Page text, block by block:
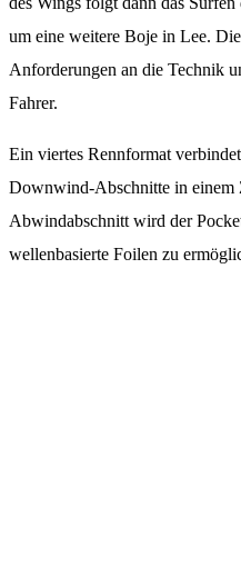
um eine weitere Boje in Lee.
Anforderungen an die Technik
Fahrer.
Ein viertes Rennformat
Downwind-Abschnitte in einem
Abwindabschnitt wird der
wellenbasierte Foilen zu